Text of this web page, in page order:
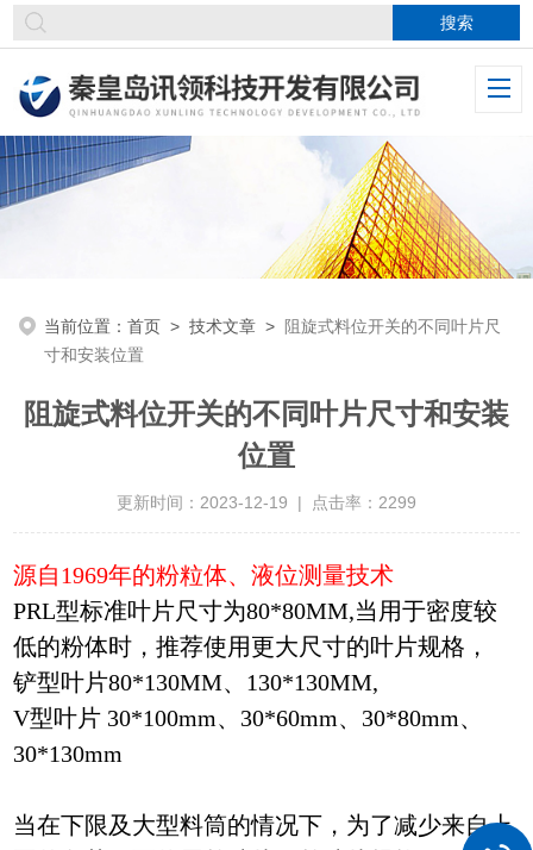
当前位置：首页 >技术文章 > 阻旋式料位开关的不同叶片尺
寸和安装位置
阻旋式料位开关的不同叶片尺寸和安装
位置
更新时间：2023-12-19 | 点击率：2299
源自1969年的粉粒体、液位测量技术
PRL型标准叶片尺寸为80*80MM,当用于密度较
低的粉体时，推荐使用更大尺寸的叶片规格，
铲型叶片80*130MM、 130*130MM,
V型叶片 30*100mm、 30*60mm、 30*80mm、
30*130mm
当在下限及大型料筒的情况下，为了减少来自上